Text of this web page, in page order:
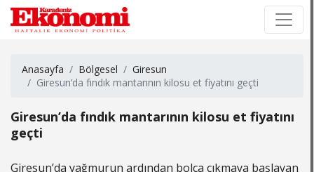
Anasayfa Bölgesel
Giresun
Giresun’da fındık mantarının kilosu et fiyatını geçti
Giresun’da fındık mantarının kilosu et fiyatını
geçti
Giresun’da yağmurun ardından bolca çıkmaya başlayan
×
×